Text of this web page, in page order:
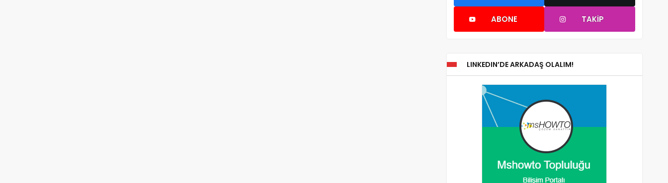
ABONE TAKIP
LINKEDIN’DE ARKADAŞ OLALIM!